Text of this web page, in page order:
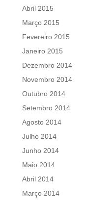
Abril 2015
Março 2015
Fevereiro 2015
Janeiro 2015
Dezembro 2014
Novembro 2014
Outubro 2014
Setembro 2014
Agosto 2014
Julho 2014
Junho 2014
Maio 2014
Abril 2014
Março 2014